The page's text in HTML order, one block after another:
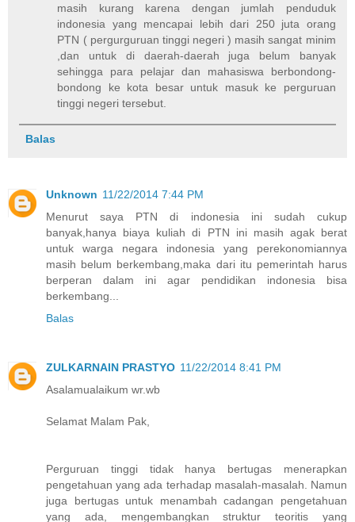
masih kurang karena dengan jumlah penduduk
indonesia yang mencapai lebih dari 250 juta orang
PTN ( pergurguruan tinggi negeri ) masih sangat minim
,dan untuk di daerah-daerah juga belum banyak
sehingga para pelajar dan mahasiswa berbondong-
bondong ke kota besar untuk masuk ke perguruan
tinggi negeri tersebut.
Balas
Unknown 11/22/2014 7:44 PM
Menurut saya PTN di indonesia ini sudah cukup
banyak,hanya biaya kuliah di PTN ini masih agak berat
untuk warga negara indonesia yang perekonomiannya
masih belum berkembang,maka dari itu pemerintah harus
berperan dalam ini agar pendidikan indonesia bisa
berkembang...
Balas
ZULKARNAIN PRASTYO 11/22/2014 8:41 PM
Asalamualaikum wr.wb
Selamat Malam Pak,
Perguruan tinggi tidak hanya bertugas menerapkan
pengetahuan yang ada terhadap masalah-masalah. Namun
juga bertugas untuk menambah cadangan pengetahuan
yang ada, mengembangkan struktur teoritis yang